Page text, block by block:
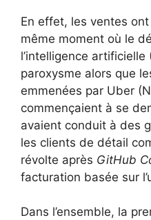
En effet, les ventes
même moment où le
l’intelligence
paroxysme alors que
emmenées par Uber
commençaient à se
avaient conduit à des
les clients de détail
révolte après GitHub
facturation basée sur
Dans l’ensemble, la